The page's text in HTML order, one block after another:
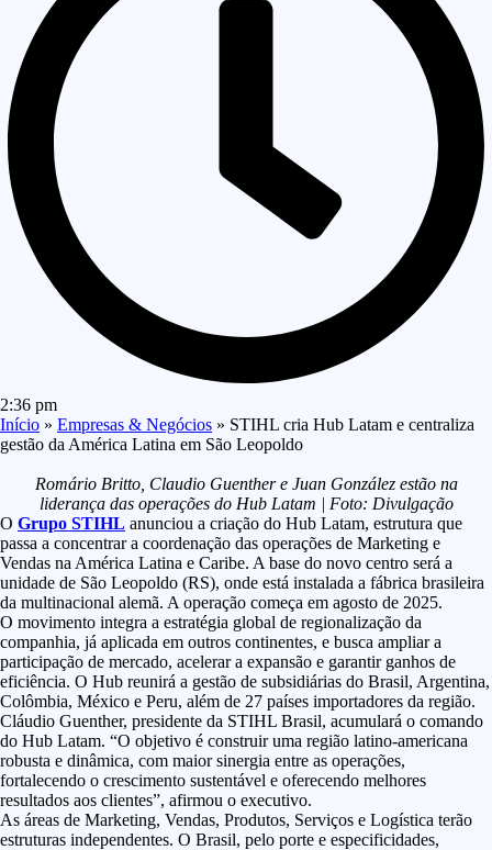
2:36 pm
Início » Empresas & Negócios » STIHL cria Hub Latam e centraliza
gestão da América Latina em São Leopoldo
Romário Britto, Claudio Guenther e Juan González estão na
liderança das operações do Hub Latam | Foto: Divulgação
O Grupo STIHL anunciou a criação do Hub Latam, estrutura que
passa a concentrar a coordenação das operações de Marketing e
Vendas na América Latina e Caribe. A base do novo centro será a
unidade de São Leopoldo (RS), onde está instalada a fábrica brasileira
da multinacional alemã. A operação começa em agosto de 2025.
O movimento integra a estratégia global de regionalização da
companhia, já aplicada em outros continentes, e busca ampliar a
participação de mercado, acelerar a expansão e garantir ganhos de
eficiência. O Hub reunirá a gestão de subsidiárias do Brasil, Argentina,
Colômbia, México e Peru, além de 27 países importadores da região.
Cláudio Guenther, presidente da STIHL Brasil, acumulará o comando
do Hub Latam. “O objetivo é construir uma região latino-americana
robusta e dinâmica, com maior sinergia entre as operações,
fortalecendo o crescimento sustentável e oferecendo melhores
resultados aos clientes”, afirmou o executivo.
As áreas de Marketing, Vendas, Produtos, Serviços e Logística terão
estruturas independentes. O Brasil, pelo porte e especificidades,